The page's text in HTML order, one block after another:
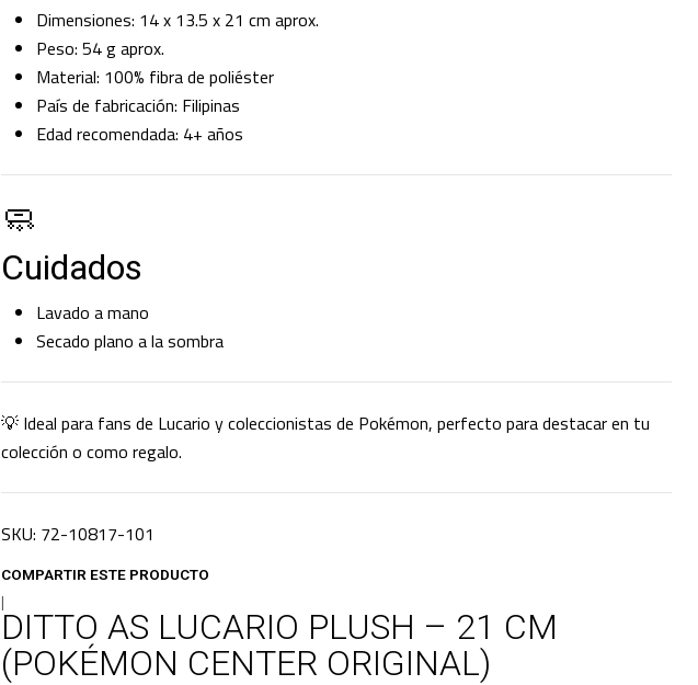
Dimensiones: 14 x 13.5 x 21 cm aprox.
Peso: 54 g aprox.
Material: 100% fibra de poliéster
País de fabricación: Filipinas
Edad recomendada: 4+ años
🧼
Cuidados
Lavado a mano
Secado plano a la sombra
💡 Ideal para fans de Lucario y coleccionistas de Pokémon, perfecto para destacar en tu
colección o como regalo.
SKU: 72-10817-101
COMPARTIR ESTE PRODUCTO
|
DITTO AS LUCARIO PLUSH – 21 CM
(POKÉMON CENTER ORIGINAL)